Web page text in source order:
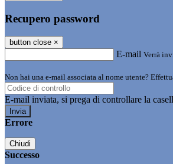
Recupero password
button close ×
E-mail Verrà
Non hai una e-mail associata al nome utente?
E-mail inviata, si prega di controllare la
Errore
Chiudi
Successo